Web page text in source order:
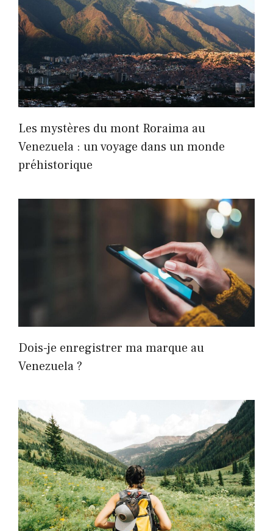
Les mystères du mont Roraima au
Venezuela : un voyage dans un monde
préhistorique
Dois-je enregistrer ma marque au
Venezuela ?